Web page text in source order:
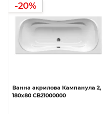
-20%
Ванна акрилова Кампанула 2,
180х80 CB21000000